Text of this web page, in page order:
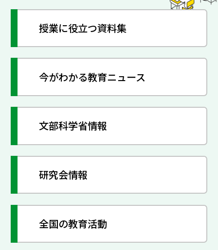
授業に役立つ資料集
今がわかる教育ニュース
文部科学省情報
研究会情報
全国の教育活動